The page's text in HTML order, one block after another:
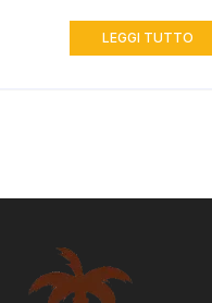
LEGGI TUTTO